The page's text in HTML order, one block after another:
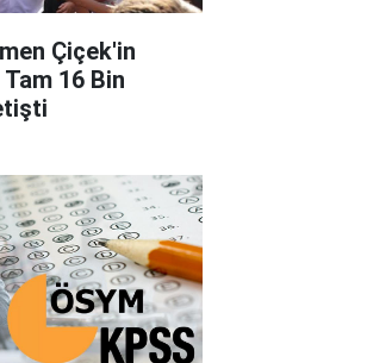
Çiçek'in
16 Bin